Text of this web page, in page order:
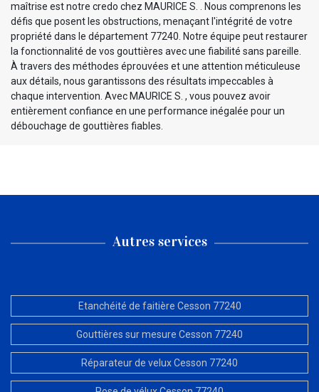
maîtrise est notre credo chez MAURICE S. . Nous comprenons les
défis que posent les obstructions, menaçant l'intégrité de votre
propriété dans le département 77240. Notre équipe peut restaurer
la fonctionnalité de vos gouttières avec une fiabilité sans pareille.
À travers des méthodes éprouvées et une attention méticuleuse
aux détails, nous garantissons des résultats impeccables à
chaque intervention. Avec MAURICE S. , vous pouvez avoir
entièrement confiance en une performance inégalée pour un
débouchage de gouttières fiables.
Autres services
Etanchéité de faitière Cesson 77240
Gouttières sur mesure Cesson 77240
Réparateur de velux Cesson 77240